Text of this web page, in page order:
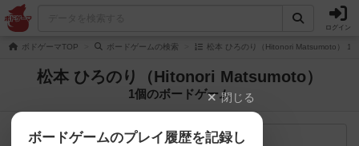
ログイン
ボドゲーマTOP ボードゲームの検索 松本 ひろのり（Hitonori Matsumoto） 1
松本 ひろのり（Hitonori Matsumoto）
1個のボードゲーム
検索メニュー
閉じる
ボードゲームのプレイ履歴を記録し